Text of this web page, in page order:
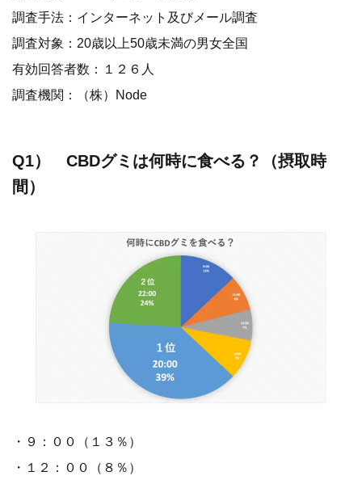
調査手法：インターネット及びメール調査
調査対象：20歳以上50歳未満の男女全国
有効回答者数：１２６人
調査機関：（株）Node
Q1） CBDグミは何時に食べる？（摂取時
間）
・９：００（１３％）
・１２：００（８％）